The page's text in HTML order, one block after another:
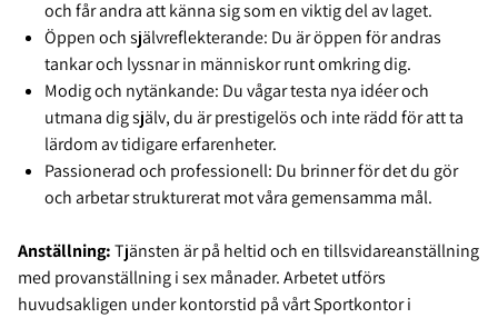
och får andra att känna sig som en viktig del av laget.
Öppen och självreflekterande: Du är öppen för andras
tankar och lyssnar in människor runt omkring dig.
Modig och nytänkande: Du vågar testa nya idéer och
utmana dig själv, du är prestigelös och inte rädd för att ta
lärdom av tidigare erfarenheter.
Passionerad och professionell: Du brinner för det du gör
och arbetar strukturerat mot våra gemensamma mål.
Anställning:Tjänsten är på heltid och en tillsvidareanställning
med provanställning i sex månader. Arbetet utförs
huvudsakligen under kontorstid på vårt Sportkontor i